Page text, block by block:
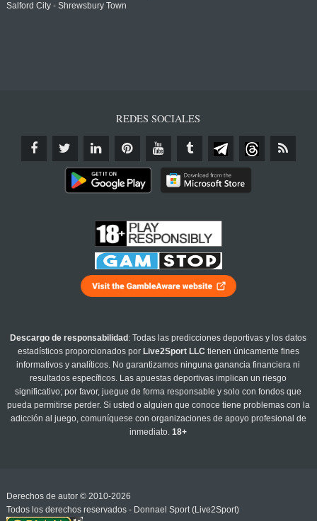
Salford City - Shrewsbury Town
REDES SOCIALES
Descargo de responsabilidad : Todas las predicciones deportivas y los datos
estadísticos proporcionados por Live2Sport LLC tienen únicamente fines
informativos y analíticos. No garantizamos ninguna ganancia financiera ni
resultados específicos. Las apuestas deportivas implican un riesgo
significativo; por favor, juegue de forma responsable y solo con fondos que
pueda permitirse perder. Si usted o alguien que conoce tiene problemas con la
adicción al juego, comuníquese con organizaciones de apoyo profesional de
inmediato.18+
Derechos de autor © 2010-2026
Todos los derechos reservados - Donnael Sport (Live2Sport)